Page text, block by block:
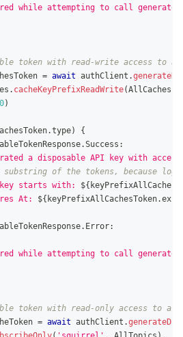
while attempting to call
token with read-write access to
= await authClient .
. cacheKeyPrefixReadWrite(AllCaches
)
.type)
{
.Success :
a disposable API key with
of the tokens, because
starts with: ${
At: ${ keyPrefixAllCachesToken.
. Error:
while attempting to call
token with read-only access to
= await authClient .